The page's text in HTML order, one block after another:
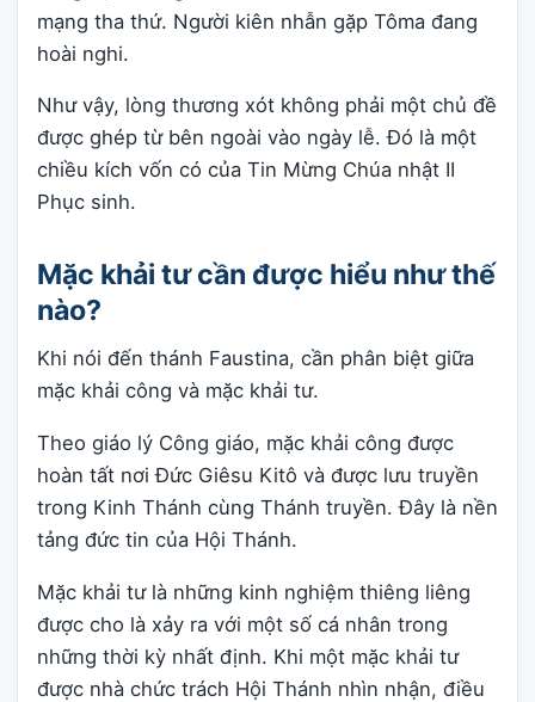
mạng tha thứ. Người kiên nhẫn gặp Tôma đang
hoài nghi.
Như vậy, lòng thương xót không phải một chủ đề
được ghép từ bên ngoài vào ngày lễ. Đó là một
chiều kích vốn có của Tin Mừng Chúa nhật II
Phục sinh.
Mặc khải tư cần được hiểu như thế
nào?
Khi nói đến thánh Faustina, cần phân biệt giữa
mặc khải công và mặc khải tư.
Theo giáo lý Công giáo, mặc khải công được
hoàn tất nơi Đức Giêsu Kitô và được lưu truyền
trong Kinh Thánh cùng Thánh truyền. Đây là nền
tảng đức tin của Hội Thánh.
Mặc khải tư là những kinh nghiệm thiêng liêng
được cho là xảy ra với một số cá nhân trong
những thời kỳ nhất định. Khi một mặc khải tư
được nhà chức trách Hội Thánh nhìn nhận, điều